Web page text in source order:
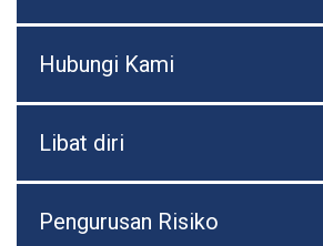
Hubungi Kami
Libat diri
Pengurusan Risiko